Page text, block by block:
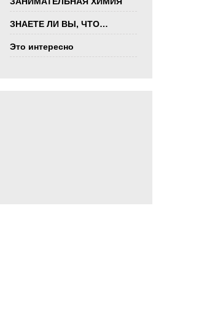
ЗНАЕТЕ ЛИ ВЫ, ЧТО…
Это интересно